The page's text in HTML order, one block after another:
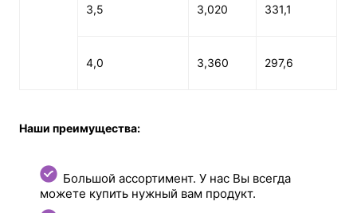
3,5 3,020 331,1
4,0 3,360 297,6
Наши преимущества:
Большой ассортимент. У нас Вы всегда
можете купить нужный вам продукт.